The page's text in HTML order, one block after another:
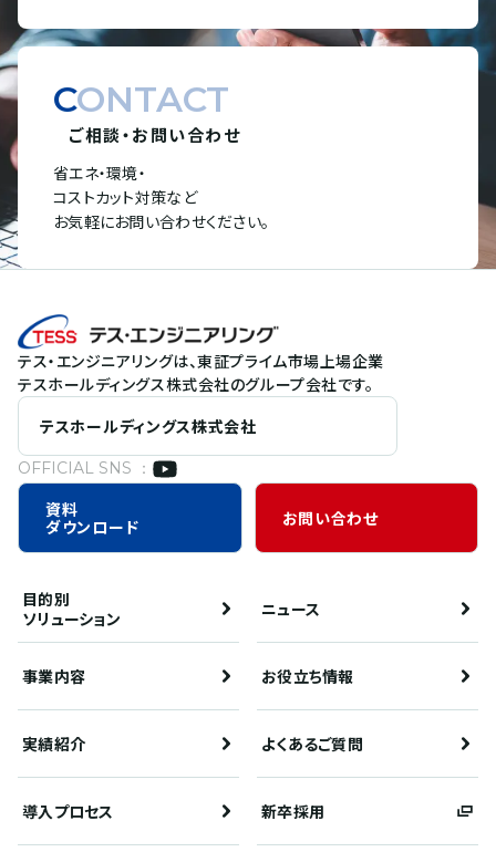
CONTACT
ご相談・お問い合わせ
省エネ・環境・
コストカット対策など
お気軽にお問い合わせください。
テス・エンジニアリングは、東証プライム市場上場企業
テスホールディングス株式会社のグループ会社です。
テスホールディングス株式会社
OFFICIAL SNS ：
資料
ダウンロード
お問い合わせ
目的別
ソリューション
ニュース
事業内容 お役立ち情報
実績紹介 よくあるご質問
導入プロセス 新卒採用